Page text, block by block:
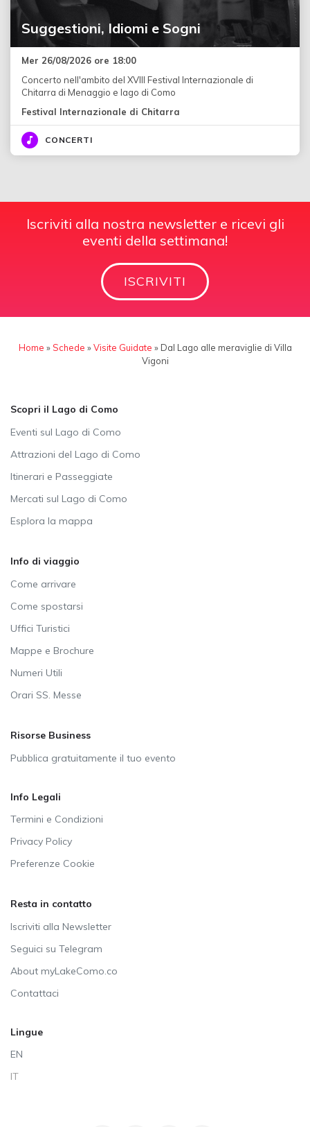
Suggestioni, Idiomi e Sogni
Mer 26/08/2026 ore 18:00
Concerto nell'ambito del XVIII Festival Internazionale di
Chitarra di Menaggio e lago di Como
Festival Internazionale di Chitarra
CONCERTI
Iscriviti alla nostra newsletter e ricevi gli
eventi della settimana!
ISCRIVITI
Home »Schede »Visite Guidate » Dal Lago alle meraviglie di Villa
Vigoni
Scopri il Lago di Como
Eventi sul Lago di Como
Attrazioni del Lago di Como
Itinerari e Passeggiate
Mercati sul Lago di Como
Esplora la mappa
Info di viaggio
Come arrivare
Come spostarsi
Uffici Turistici
Mappe e Brochure
Numeri Utili
Orari SS. Messe
Risorse Business
Pubblica gratuitamente il tuo evento
Info Legali
Termini e Condizioni
Privacy Policy
Preferenze Cookie
Resta in contatto
Iscriviti alla Newsletter
Seguici su Telegram
About myLakeComo.co
Contattaci
Lingue
EN
IT